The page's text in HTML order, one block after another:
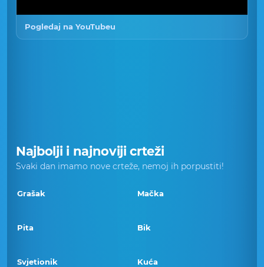
Pogledaj na YouTubeu
Najbolji i najnoviji crteži
Svaki dan imamo nove crteže, nemoj ih porpustiti!
Grašak Mačka
Pita Bik
Svjetionik Kuća